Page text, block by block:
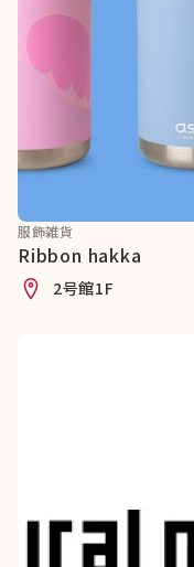
服飾雑貨
Ribbon hakka
2号館1F